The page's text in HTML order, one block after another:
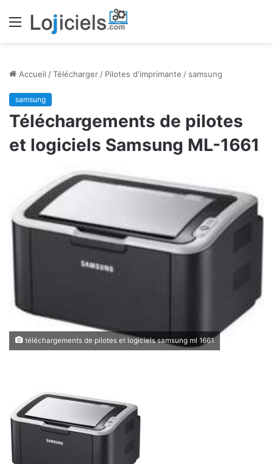
Menu
Accueil /Télécharger / Pilotes d'imprimante / samsung
samsung
Téléchargements de pilotes
et logiciels Samsung ML-1661
téléchargements de pilotes et logiciels samsung ml 1661